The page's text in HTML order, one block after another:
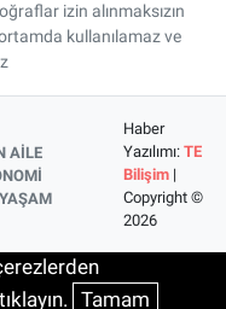
izin alınmaksızın
kullanılamaz ve
AİLE
YAŞAM
Haber
Yazılımı: TE
Bilişim|
Copyright ©
2026
Tamam